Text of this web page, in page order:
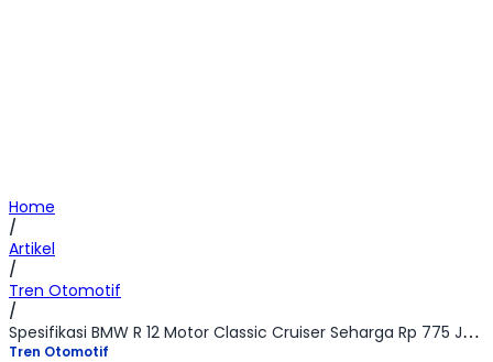
Home
/
Artikel
/
Tren Otomotif
/
Spesifikasi BMW R 12 Motor Classic Cruiser Seharga Rp 775 Jutaan
Tren Otomotif